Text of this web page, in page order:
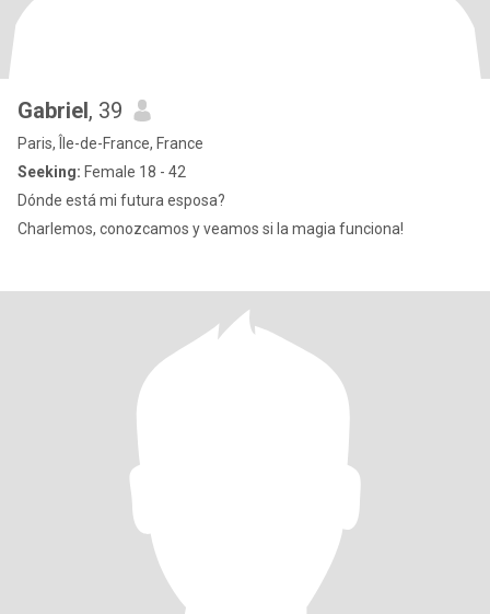
Gabriel, 39
Paris, Île-de-France, France
Seeking: Female 18 - 42
Dónde está mi futura esposa?
Charlemos, conozcamos y veamos si la magia funciona!